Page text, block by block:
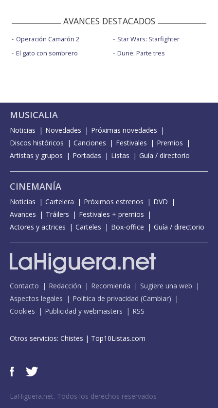
AVANCES DESTACADOS
Operación Camarón 2
El gato con sombrero
Star Wars: Starfighter
Dune: Parte tres
MUSICALIA
Noticias Novedades
Próximas novedades
Discos históricos
Canciones Festivales
Premios
Artistas y grupos
Portadas Listas Guía / directorio
CINEMANÍA
Noticias Cartelera Próximos estrenos
DVD
Avances
Tráilers
Festivales + premios
Actores y actrices
Carteles Box-office Guía / directorio
Contacto Redacción Recomienda
Sugiere una web
Aspectos legales
Política de privacidad (Cambiar)
Cookies
Publicidad y webmasters RSS
Otros servicios: Chistes | Top10Listas.com
LaHiguera.net. Todos los derechos reservados